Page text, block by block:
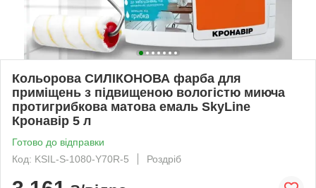
Кольорова СИЛІКОНОВА фарба для
приміщень з підвищеною вологістю миюча
протигрибкова матова емаль SkyLine
Кронавір 5 л
Готово до відправки
Код: KSIL-S-1080-Y70R-5
Роздріб